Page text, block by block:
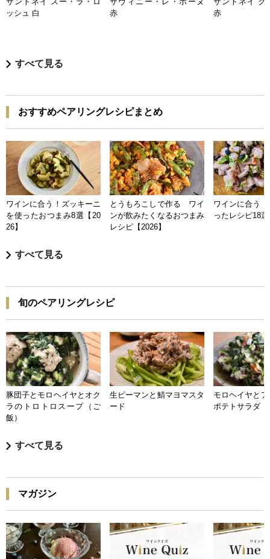
ッシュ 白
赤
赤
すべて見る
おすすめペアリングレシピまとめ
ワインに合う！ズッキーニ
を使ったおつまみ8選【20
26】
とうもろこしで作る ワイ
ンが飲みたくなるおつまみ
レシピ【2026】
ワインに合う
ったレシピ18
すべて見る
旬のペアリングレシピ
豚団子とモロヘイヤとオク
ラのトロトロスープ（ご
飯）
生ピーマンと鯖マヨマスタ
ード
モロヘイヤと
ポテトサラダ
すべて見る
マガジン